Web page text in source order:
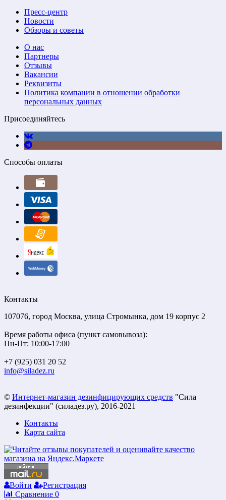
Пресс-центр
Новости
Обзоры и советы
О нас
Партнеры
Отзывы
Вакансии
Реквизиты
Политика компании в отношении обработки
персональных данных
Присоединяйтесь
Способы оплаты
Контакты
107076, город Москва, улица Стромынка, дом 19 корпус 2
Время работы офиса (пункт самовывоза):
Пн-Пт: 10:00-17:00
+7 (925) 031 20 52
info@siladez.ru
© Интернет-магазин дезинфицирующих средств "Сила
дезинфекции" (силадез.ру), 2016-2021
Контакты
Карта сайта
Войти
Регистрация
Сравнение 0